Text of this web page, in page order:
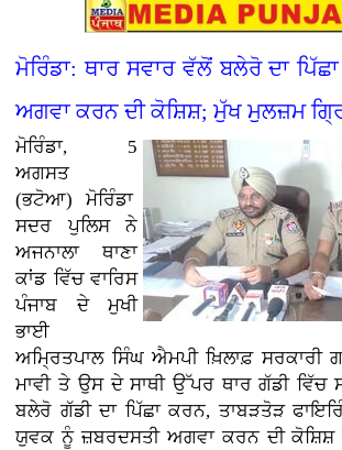
ਮੋਰਿੰਡਾ: ਥਾਰ ਸਵਾਰ ਵੱਲੋਂ ਬਲੇਰੋ ਦਾ
ਅਗਵਾ ਕਰਨ ਦੀ ਕੋਸ਼ਿਸ਼; ਮੁੱਖ ਮੁਲਜ਼ਮ
ਮੋਰਿੰਡਾ, 5
ਅਗਸਤ
(ਭਟੋਆ)ਮੋਰਿੰਡਾ
ਸਦਰ ਪੁਲਿਸ ਨੇ
ਅਜਨਾਲਾ ਥਾਣਾ
ਕਾਂਡ ਵਿੱਚ ਵਾਰਿਸ
ਪੰਜਾਬ ਦੇ ਮੁਖੀ
ਭਾਈ
ਅਮ੍ਰਿਤਪਾਲ ਸਿੰਘ ਐਮਪੀ ਖ਼ਿਲਾਫ਼ ਸਰਕਾਰੀ
ਮਾਵੀ ਤੇ ਉਸ ਦੇ ਸਾਥੀ ਉੱਪਰ ਥਾਰ ਗੱਡੀ ਵਿੱਚ
ਬਲੇਰੋ ਗੱਡੀ ਦਾ ਪਿੱਛਾ ਕਰਨ, ਤਾਬੜਤੋੜ
ਯੁਵਕ ਨੂੰ ਜ਼ਬਰਦਸਤੀ ਅਗਵਾ ਕਰਨ ਦੀ ਕੋਸ਼ਿਸ਼